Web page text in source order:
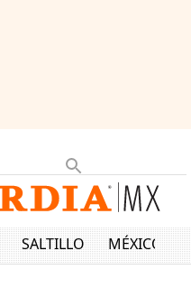
SALTILLO MÉXICO